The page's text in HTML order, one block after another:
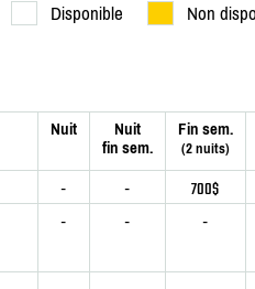
Disponible Non
Nuit
Nuit
fin sem.
Fin sem.
(2 nuits)
- - 700$
- - -